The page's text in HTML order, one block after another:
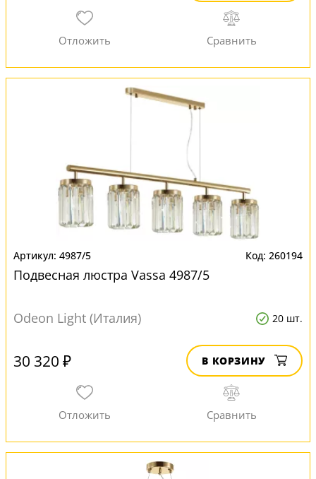
4987/5 260194
Подвесная люстра Vassa 4987/5
Odeon Light (Италия) 20 шт.
30 320 ₽ В КОРЗИНУ